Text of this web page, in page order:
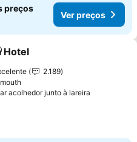
preços
Ver preços
aos favoritos
Hotel
2.189
acolhedor junto à lareira